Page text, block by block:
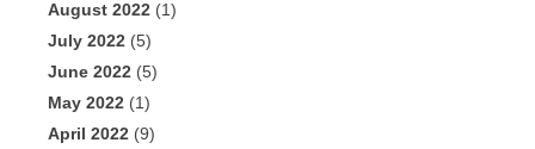
August 2022 (1)
July 2022 (5)
June 2022 (5)
May 2022 (1)
April 2022 (9)